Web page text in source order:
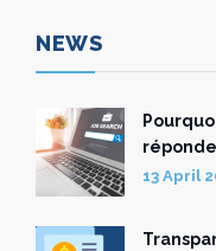
NEWS
13 April